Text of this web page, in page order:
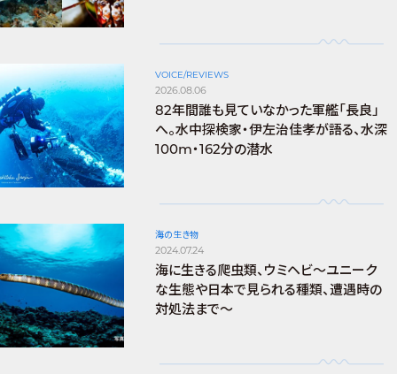
VOICE/REVIEWS
2026.08.06
82年間誰も見ていなかった軍艦「長良」
へ。水中探検家・伊左治佳孝が語る、水深
100m・162分の潜水
海の生き物
2024.07.24
海に生きる爬虫類、ウミヘビ～ユニーク
な生態や日本で見られる種類、遭遇時の
対処法まで～